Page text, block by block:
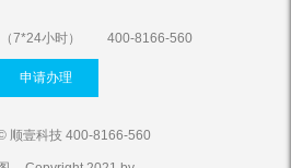
7*24小时） 400-8166-560
申请办理
顺壹科技 400-8166-560